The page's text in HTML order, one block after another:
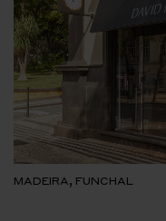
MADEIRA, FUNCHAL